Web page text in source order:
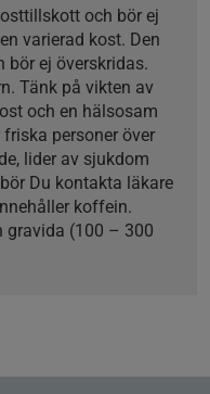
och bör ej
varierad kost. Den
bör ej överskridas.
Tänk på vikten av
och en hälsosam
personer över
lider av sjukdom
Du kontakta läkare
koffein.
gravida (100 – 300